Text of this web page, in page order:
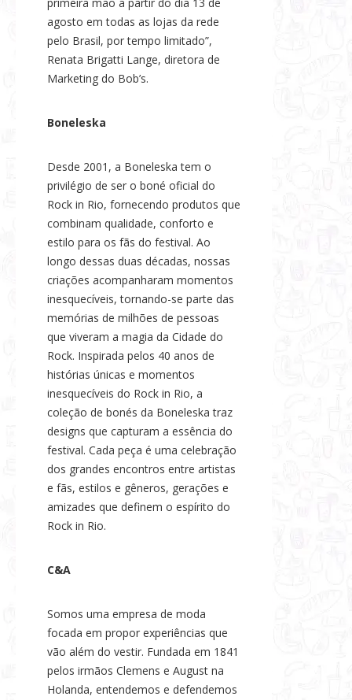
primeira mão a partir do dia 13 de
agosto em todas as lojas da rede
pelo Brasil, por tempo limitado”,
Renata Brigatti Lange, diretora de
Marketing do Bob’s.
Boneleska
Desde 2001, a Boneleska tem o
privilégio de ser o boné oficial do
Rock in Rio, fornecendo produtos que
combinam qualidade, conforto e
estilo para os fãs do festival. Ao
longo dessas duas décadas, nossas
criações acompanharam momentos
inesquecíveis, tornando-se parte das
memórias de milhões de pessoas
que viveram a magia da Cidade do
Rock. Inspirada pelos 40 anos de
histórias únicas e momentos
inesquecíveis do Rock in Rio, a
coleção de bonés da Boneleska traz
designs que capturam a essência do
festival. Cada peça é uma celebração
dos grandes encontros entre artistas
e fãs, estilos e gêneros, gerações e
amizades que definem o espírito do
Rock in Rio.
C&A
Somos uma empresa de moda
focada em propor experiências que
vão além do vestir. Fundada em 1841
pelos irmãos Clemens e August na
Holanda, entendemos e defendemos